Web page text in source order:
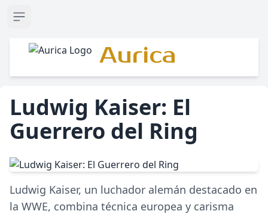
Open sidebar
Aurica
Ludwig Kaiser: El
Guerrero del Ring
Ludwig Kaiser, un luchador alemán destacado en
la WWE, combina técnica europea y carisma